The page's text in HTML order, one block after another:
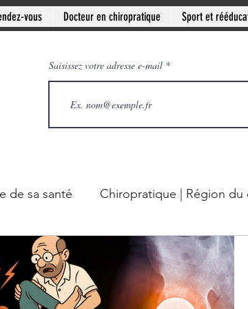
vous Docteur en chiropratique Sport et
Saisissez votre adresse e-mail
de sa santé Chiropratique | Région du
Chiropratique | Articulations Docteur
Clinique PSB: Rive-sud de Montréal